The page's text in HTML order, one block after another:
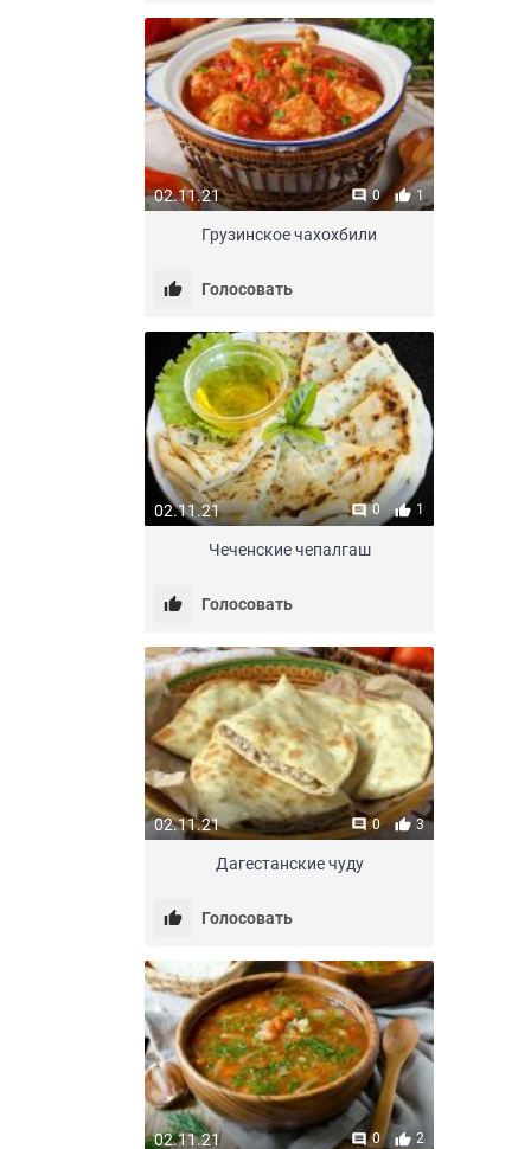
02.11.21 0 1
Грузинское чахохбили
Голосовать
02.11.21 0 1
Чеченские чепалгаш
Голосовать
02.11.21 0 3
Дагестанские чуду
Голосовать
02.11.21 0 2